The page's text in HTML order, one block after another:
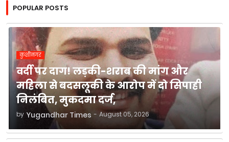
POPULAR POSTS
कुशीनगर
वर्दी पर दाग! लड़की-शराब की मांग और
महिला से बदसलूकी के आरोप में दो सिपाही
निलंबित, मुकदमा दर्ज,
by Yugandhar Times - August 05, 2026